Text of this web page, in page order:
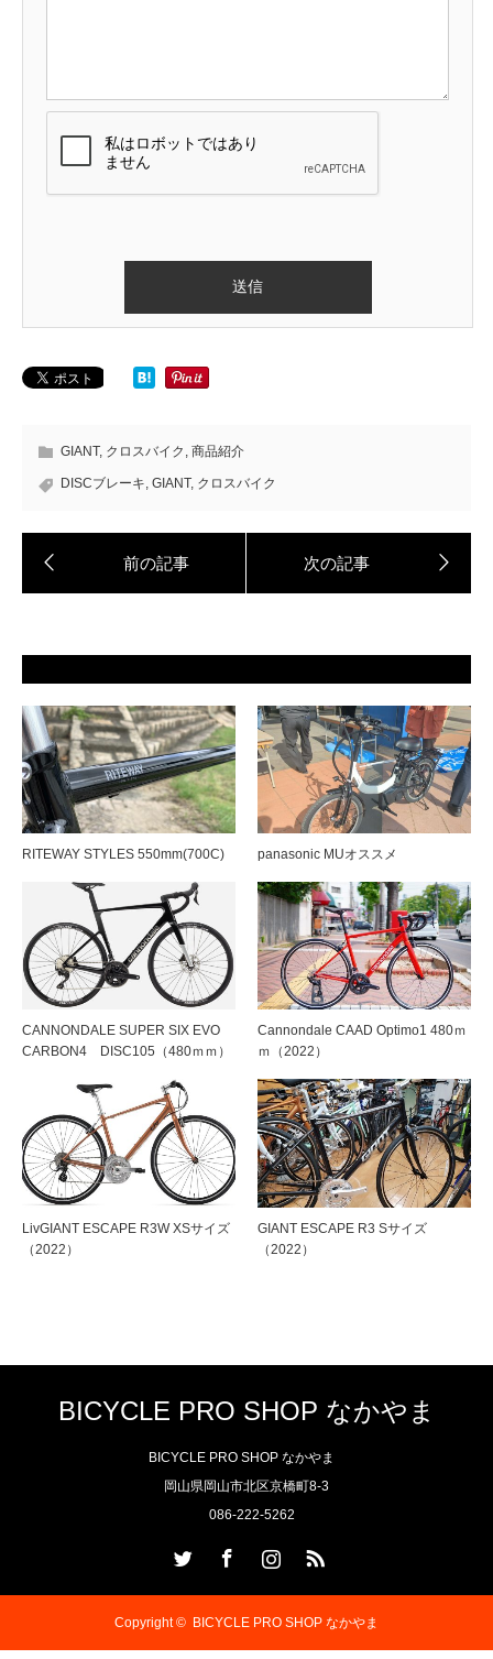
GIANT, クロスバイク 商品紹介
DISCブレーキ GIANT, クロスバイク
RITEWAY STYLES 550mm(700C) panasonic MUオススメ
CANNONDALE SUPER SIX EVO
CARBON4 DISC105（480ｍｍ）
Cannondale CAAD Optimo1 480ｍ
ｍ（2022）
LivGIANT ESCAPE R3W XSサイズ
（2022）
GIANT ESCAPE R3 Sサイズ
（2022）
BICYCLE PRO SHOP なかやま
BICYCLE PRO SHOP なかやま
岡山県岡山市北区京橋町8-3
086-222-5262
Copyright © BICYCLE PRO SHOP なかやま